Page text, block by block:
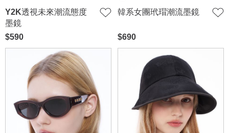
Y2K透視未來潮流態度
墨鏡
$590
韓系女團玳瑁潮流墨鏡
$690